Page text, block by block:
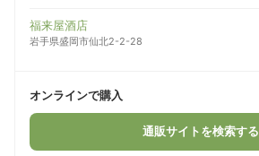
福来屋酒店
岩手県盛岡市仙北2-2-28
オンラインで購入
通販サイトを検索する